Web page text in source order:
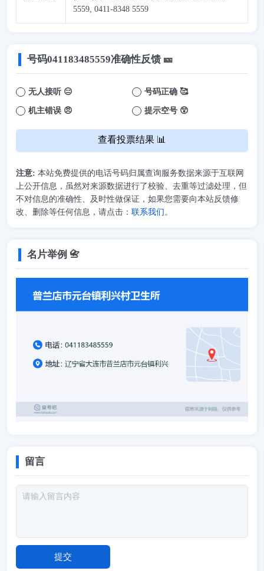
5559, 0411-8348 5559
号码041183485559准确性反馈 🎫
无人接听 😑 号码正确 🥰
机主错误 😠 提示空号 😲
查看投票结果 📊
注意: 本站免费提供的电话号码归属查询服务数据来源于互联网
上公开信息，虽然对来源数据进行了校验、去重等过滤处理，但
不对信息的准确性、及时性做保证，如果您需要向本站反馈修
改、删除等任何信息，请点击： 联系我们 。
名片举例 📇
留言